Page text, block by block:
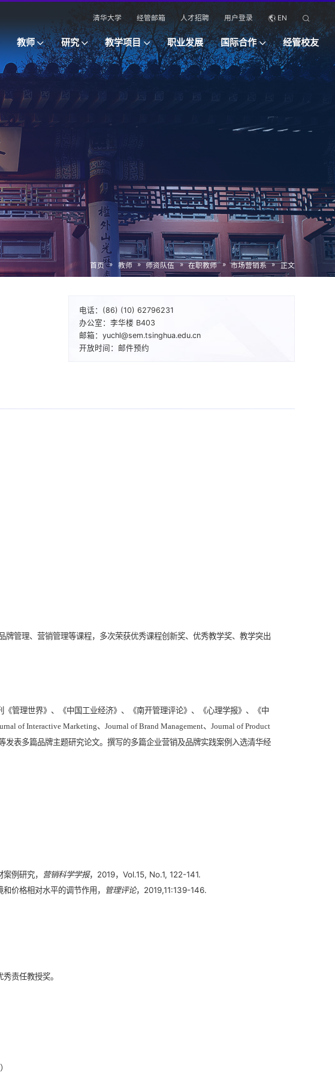
清华大学 经管邮箱 人才招聘 用户登录 EN
教师 研究 教学项目 职业发展 国际合作 经管校友
首页 » 教师 » 师资队伍 » 在职教师 » 市场营销系 » 正文
电话：(86) (10) 62796231
办公室：李华楼 B403
邮箱：yuchl@sem.tsinghua.edu.cn
开放时间：邮件预约
管理、营销管理等课程，多次荣获优秀课程创新奖、优秀教学奖、教学突出
管理世界》、《中国工业经济》、《南开管理评论》、《心理学报》、《中
of Interactive Marketing、Journal of Brand Management、Journal of Product
发表多篇品牌主题研究论文。撰写的多篇企业营销及品牌实践案例入选清华经
”、“互联网环境下口碑影响力的构成及影响因素研究”，作为子课题负责人完
例研究， 营销科学学报，2019，Vol.15, No.1, 122-141.
价格相对水平的调节作用， 管理评论，2019,11:139-146.
责任教授奖。